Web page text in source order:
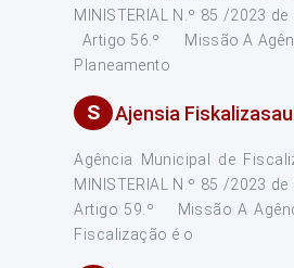
MINISTERIAL N.º 85 /2023
Artigo 56.º Missão A
Planeamento
S Ajensia
Agência Municipal de
MINISTERIAL N.º 85 /2023
Artigo 59.º Missão A
Fiscalização é o